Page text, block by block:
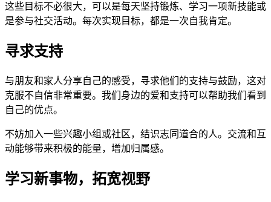
这些目标不必很大，可以是每天坚持锻炼、学习一项新技能或
是参与社交活动。每次实现目标，都是一次自我肯定。
寻求支持
与朋友和家人分享自己的感受，寻求他们的支持与鼓励，这对
克服不自信非常重要。我们身边的爱和支持可以帮助我们看到
自己的优点。
不妨加入一些兴趣小组或社区，结识志同道合的人。交流和互
动能够带来积极的能量，增加归属感。
学习新事物，拓宽视野